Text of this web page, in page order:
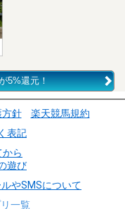
5%還元！
針
楽天競馬規約
表記
ら
遊び
やSMSについて
一覧